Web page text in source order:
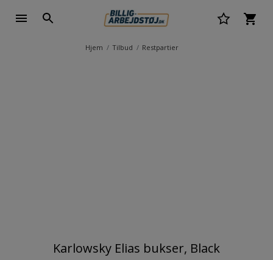
Hjem Tilbud Restpartier
Karlowsky Elias bukser, Black